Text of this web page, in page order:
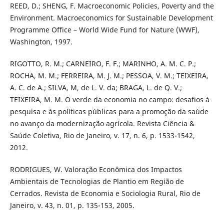
REED, D.; SHENG, F. Macroeconomic Policies, Poverty and the
Environment. Macroeconomics for Sustainable Development
Programme Office – World Wide Fund for Nature (WWF),
Washington, 1997.
RIGOTTO, R. M.; CARNEIRO, F. F.; MARINHO, A. M. C. P.;
ROCHA, M. M.; FERREIRA, M. J. M.; PESSOA, V. M.; TEIXEIRA,
A. C. de A.; SILVA, M, de L. V. da; BRAGA, L. de Q. V.;
TEIXEIRA, M. M. O verde da economia no campo: desafios à
pesquisa e às políticas públicas para a promoção da saúde
no avanço da modernização agrícola. Revista Ciência &
Saúde Coletiva, Rio de Janeiro, v. 17, n. 6, p. 1533-1542,
2012.
RODRIGUES, W. Valoração Econômica dos Impactos
Ambientais de Tecnologias de Plantio em Região de
Cerrados. Revista de Economia e Sociologia Rural, Rio de
Janeiro, v. 43, n. 01, p. 135-153, 2005.